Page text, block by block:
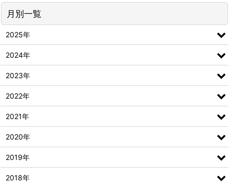
月別一覧
2025年
2024年
2023年
2022年
2021年
2020年
2019年
2018年